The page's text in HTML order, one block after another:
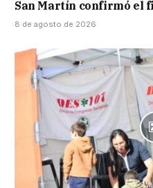
San Martín confirmó el
8 de agosto de 2026